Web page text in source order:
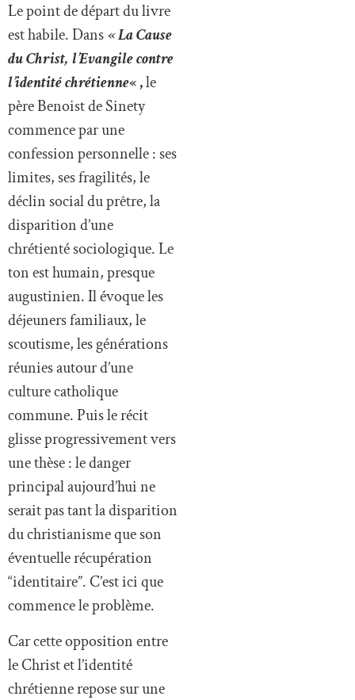
Le point de départ du livre
est habile. Dans« La Cause
du Christ, l’Evangile contre
l’identité chrétienne« ,le
père Benoist de Sinety
commence par une
confession personnelle : ses
limites, ses fragilités, le
déclin social du prêtre, la
disparition d’une
chrétienté sociologique. Le
ton est humain, presque
augustinien. Il évoque les
déjeuners familiaux, le
scoutisme, les générations
réunies autour d’une
culture catholique
commune. Puis le récit
glisse progressivement vers
une thèse : le danger
principal aujourd’hui ne
serait pas tant la disparition
du christianisme que son
éventuelle récupération
“identitaire”. C’est ici que
commence le problème.
Car cette opposition entre
le Christ et l’identité
chrétienne repose sur une